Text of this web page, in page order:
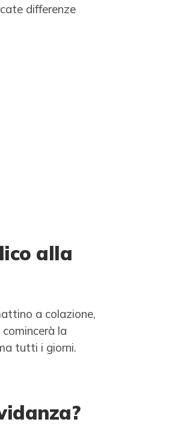
differenze
alla
a colazione,
la
tutti i giorni.